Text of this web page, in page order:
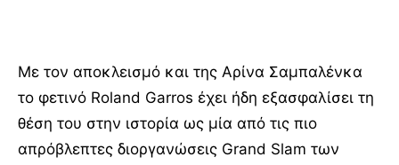
Με τον αποκλεισμό και της Αρίνα Σαμπαλένκα
το φετινό Roland Garros έχει ήδη εξασφαλίσει τη
θέση του στην ιστορία ως μία από τις πιο
απρόβλεπτες διοργανώσεις Grand Slam των